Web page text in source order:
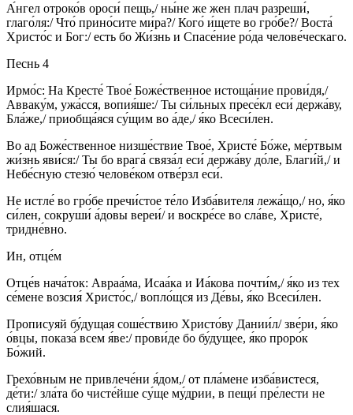
А́нгел отроко́в ороси́ пещь,/ ны́не же жен плач разреши́,
глаго́ля:/ Что́ прино́сите ми́ра?/ Кого́ и́щете во гро́бе?/ Воста́
Христо́с и Бог:/ есть бо Жи́знь и Спасе́ние ро́да челове́ческаго.
Песнь 4
Ирмо́с: На Кресте́ Твое́ Боже́ственное истоща́ние прови́дя,/
Авваку́м, ужа́сся, вопия́ше:/ Ты си́льных пресе́кл еси́ держа́ву,
Бла́же,/ приобща́яся су́щим во а́де,/ я́ко Всеси́лен.
Во ад Боже́ственное низше́ствие Твое́, Христе́ Бо́же, ме́ртвым
жи́знь яви́ся:/ Ты бо врага́ связа́л еси́ держа́ву до́ле, Благи́й,/ и
Небе́сную стезю́ челове́ком отве́рзл еси́.
Не истле́ во гро́бе пречи́стое те́ло Изба́вителя лежа́що,/ но, я́ко
си́лен, сокруши́ а́довы вереи́/ и воскре́се во сла́ве, Христе́,
тридне́вно.
Ин, отце́м
Отце́в нача́ток: Авраа́ма, Исаа́ка и Иа́кова почти́м,/ я́ко из тех
се́мене возсия́ Христо́с,/ вопло́щся из Де́вы, я́ко Всеси́лен.
Прописуяй бу́дущая соше́ствию Христо́ву Дании́л/ зве́ри, я́ко
о́вцы, показа́ всем я́ве:/ прови́де бо бу́дущее, я́ко проро́к
Бо́жий.
Грехо́вным не привлече́ни я́дом,/ от пла́мене изба́вистеся,
де́ти:/ зла́та бо чисте́йше су́ще му́дрии, в пещи́ пре́лести не
слия́шася.